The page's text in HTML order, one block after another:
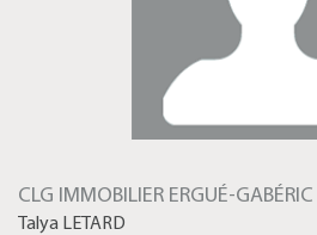
CLG IMMOBILIER ERGUÉ-GABÉRIC
Talya LETARD